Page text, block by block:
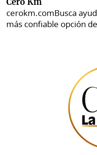
Cero Km
cerokm.comBusca
más confiable opción